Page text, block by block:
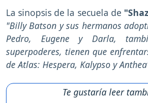
La sinopsis de la secuela de
"Billy Batson y sus hermanos
Pedro, Eugene y Darla,
superpoderes, tienen que
de Atlas: Hespera, Kalypso y
Te gustaría leer